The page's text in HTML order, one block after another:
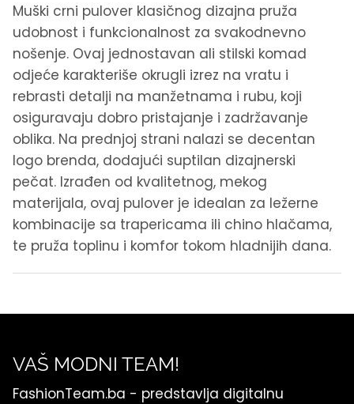
Muški crni pulover klasičnog dizajna pruža
udobnost i funkcionalnost za svakodnevno
nošenje. Ovaj jednostavan ali stilski komad
odjeće karakteriše okrugli izrez na vratu i
rebrasti detalji na manžetnama i rubu, koji
osiguravaju dobro pristajanje i zadržavanje
oblika. Na prednjoj strani nalazi se decentan
logo brenda, dodajući suptilan dizajnerski
pečat. Izrađen od kvalitetnog, mekog
materijala, ovaj pulover je idealan za ležerne
kombinacije sa trapericama ili chino hlačama,
te pruža toplinu i komfor tokom hladnijih dana.
VAŠ MODNI TEAM!
FashionTeam.ba - predstavlja digitalnu